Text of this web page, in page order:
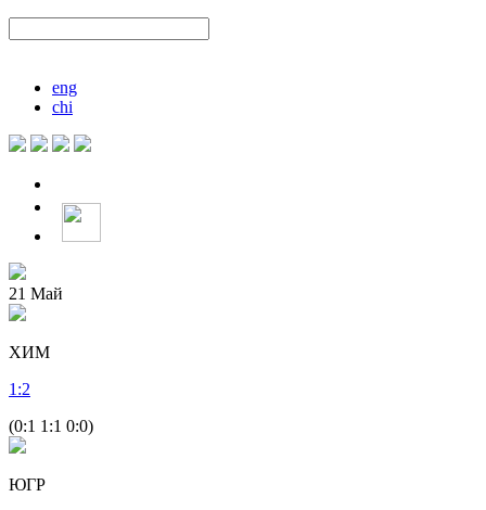
eng
chi
21 Май
ХИМ
1 :2
(0:1 1:1 0:0)
ЮГР